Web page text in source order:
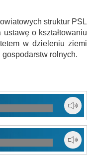
struktur PSL
o kształtowaniu
w dzieleniu ziemi
rolnych.